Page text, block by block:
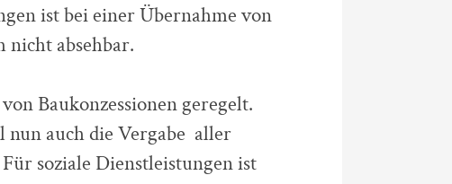
ist bei einer Übernahme von
absehbar.
Baukonzessionen geregelt.
auch die Vergabe aller
soziale Dienstleistungen ist